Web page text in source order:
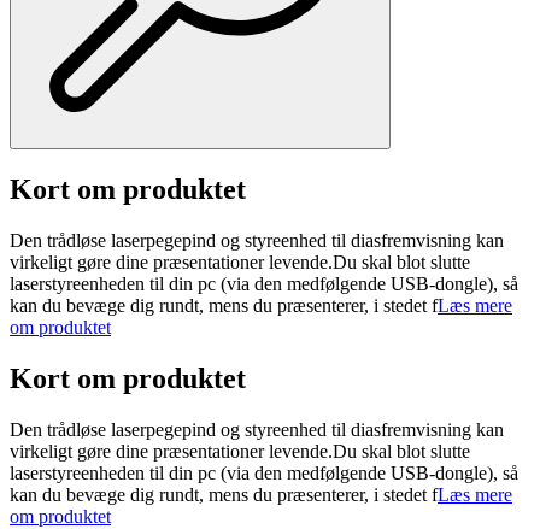
Kort om produktet
Den trådløse laserpegepind og styreenhed til diasfremvisning kan
virkeligt gøre dine præsentationer levende.Du skal blot slutte
laserstyreenheden til din pc (via den medfølgende USB-dongle), så
kan du bevæge dig rundt, mens du præsenterer, i stedet fLæs mere
om produktet
Kort om produktet
Den trådløse laserpegepind og styreenhed til diasfremvisning kan
virkeligt gøre dine præsentationer levende.Du skal blot slutte
laserstyreenheden til din pc (via den medfølgende USB-dongle), så
kan du bevæge dig rundt, mens du præsenterer, i stedet fLæs mere
om produktet